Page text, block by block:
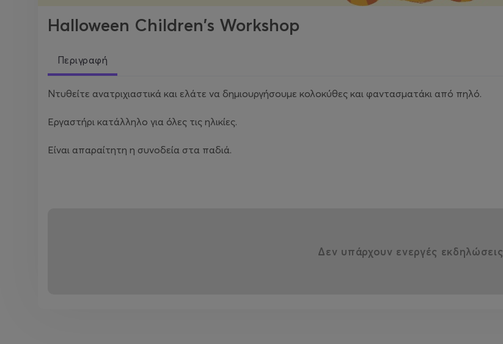
Halloween Children's Workshop
Περιγραφή
Ντυθείτε ανατριχιαστικά και ελάτε να δημιουργήσουμε κολοκύθες και φαντασματάκι από πηλό.
Εργαστήρι κατάλληλο για όλες τις ηλικίες.
Είναι απαραίτητη η συνοδεία στα παδιά.
Δεν υπάρχουν ενεργές εκδηλώσεις